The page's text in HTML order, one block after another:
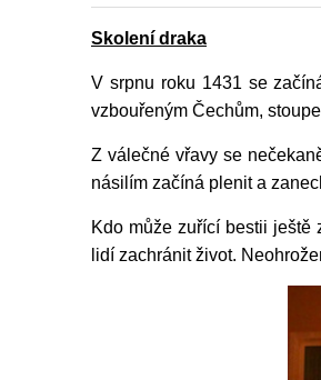
Skolení draka
V srpnu roku 1431 se
vzbouřeným Čechům,
Z válečné vřavy se
násilím začíná plenit a
Kdo může zuřící bestii ještě
lidí zachránit život.